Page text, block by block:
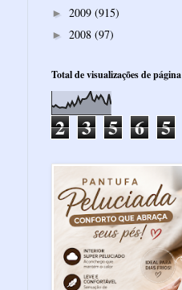
► 2009 (915)
► 2008 (97)
Total de visualizações de página
2 3 5 6 5